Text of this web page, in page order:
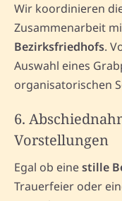
Wir koordinieren
Zusammenarbeit
Bezirksfriedhofs.
Auswahl eines
organisatorischen
6.
Vorstellungen
Egal ob einestille
Trauerfeier oder